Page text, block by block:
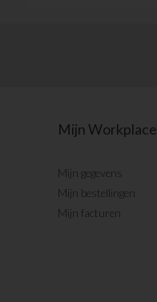
Mijn Workplace
Mijn gegevens
Mijn bestellingen
Mijn facturen